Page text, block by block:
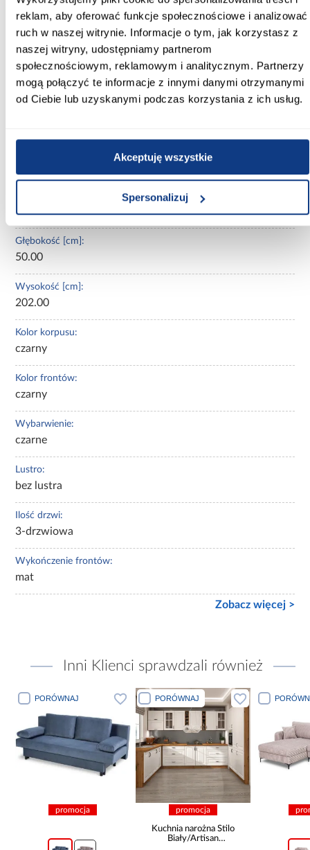
reklam, aby oferować funkcje społecznościowe i analizować
ruch w naszej witrynie. Informacje o tym, jak korzystasz z
naszej witryny, udostępniamy partnerom
społecznościowym, reklamowym i analitycznym. Partnerzy
mogą połączyć te informacje z innymi danymi otrzymanymi
od Ciebie lub uzyskanymi podczas korzystania z ich usług.
Akceptuję wszystkie
Spersonalizuj
SzafaMarbella I 150 czarny/kaszmirto propozycja dla osób
poszukującychtrzydrzwiowej szafy 150 cmw nowoczesnym
stylu, z matowym wykończeniem, kaszmirowymi detalami i
trwałą, stabilną konstrukcją.
W standardzie 1 duża, 1 mała półka oraz drążki. Możliwość
dokupienia dodatkowych półek.
Informacje Transport Informacje o
150.00
Głębokość [cm]:
50.00
Wysokość [cm]:
202.00
Kolor korpusu:
czarny
Kolor frontów:
czarny
Wybarwienie:
czarne
Lustro:
bez lustra
Ilość drzwi:
3-drzwiowa
Wykończenie frontów:
mat
Zobacz więcej >
Inni Klienci sprawdzali również
PORÓWNAJ
promocja
PORÓWNAJ
promocja
Kuchnia narożna Stilo
Biały/Artisan